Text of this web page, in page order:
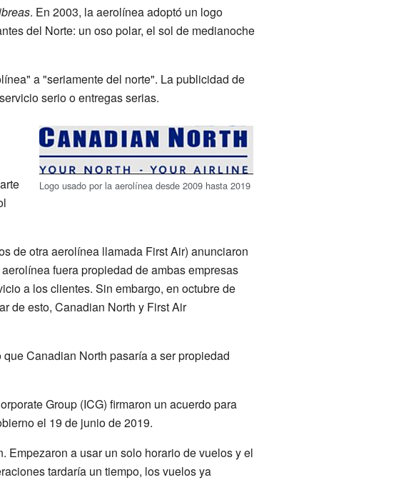
. En 2003, la aerolínea adoptó un logo
del Norte: un oso polar, el sol de medianoche
a "seriamente del norte". La publicidad de
serio o entregas serias.
Logo usado por la aerolínea desde 2009 hasta 2019
de otra aerolínea llamada First Air) anunciaron
fuera propiedad de ambas empresas
a los clientes. Sin embargo, en octubre de
de esto, Canadian North y First Air
Canadian North pasaría a ser propiedad
Group (ICG) firmaron un acuerdo para
el 19 de junio de 2019.
Empezaron a usar un solo horario de vuelos y el
tardaría un tiempo, los vuelos ya